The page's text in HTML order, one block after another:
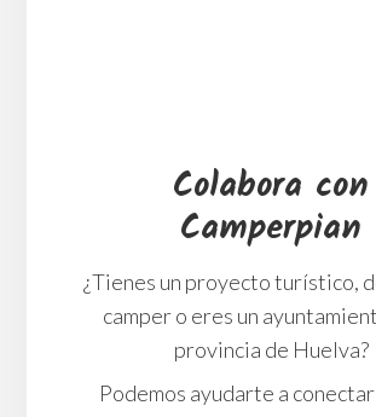
Colabora con
Camperpian
¿Tienes un proyecto turístico,
camper o eres un
provincia de Huelva?
Podemos ayudarte a